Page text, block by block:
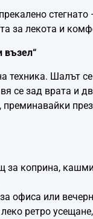
за лекота и
възел“
техника. Шалът
се зад врата и
преминавайки
за коприна,
офиса или
ретро